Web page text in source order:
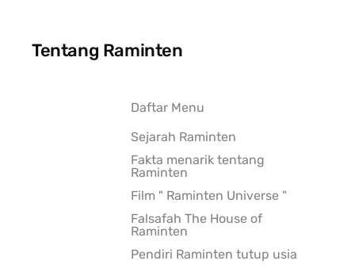
Tentang Raminten
Daftar Menu
Sejarah Raminten
Fakta menarik tentang
Raminten
Film " Raminten Universe "
Falsafah The House of
Raminten
Pendiri Raminten tutup usia